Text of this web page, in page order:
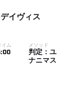
デイヴィス
イム メソッド
判定：ユ
ナニマス